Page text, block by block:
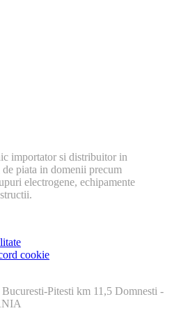
importator si distribuitor in
piata in domenii precum
electrogene, echipamente
cookie
Pitesti km 11,5 Domnesti -